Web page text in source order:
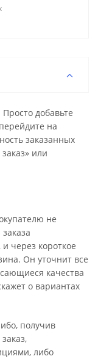
добавьте
на
заказанных
или
не
через короткое
Он уточнит все
качества
о вариантах
получив
либо